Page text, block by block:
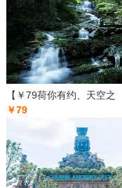
【￥79荷你有约、天空之
￥79